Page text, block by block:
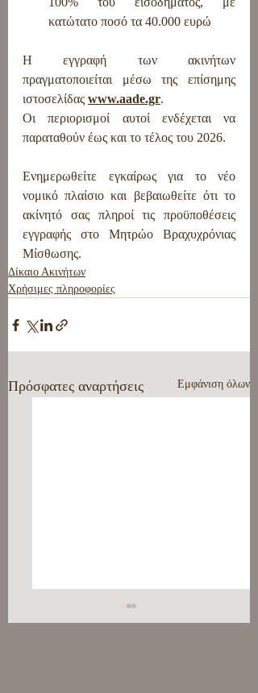
κατώτατο ποσό τα 40.000 ευρώ
Η εγγραφή των ακινήτων
πραγματοποιείται μέσω της επίσημης
ιστοσελίδας www.aade.gr.
Οι περιορισμοί αυτοί ενδέχεται να
παραταθούν έως και το τέλος του 2026.
Ενημερωθείτε εγκαίρως για το νέο
νομικό πλαίσιο και βεβαιωθείτε ότι το
ακίνητό σας πληροί τις προϋποθέσεις
εγγραφής στο Μητρώο Βραχυχρόνιας
Μίσθωσης.
Δίκαιο Ακινήτων
Χρήσιμες πληροφορίες
Πρόσφατες αναρτήσεις Εμφάνιση όλων